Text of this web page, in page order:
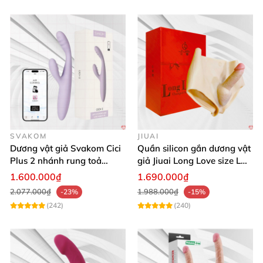
3 Tính Năng Đỉnh Cao – Mang Lại Cảm
Giác Thăng Hoa Tuyệt Đối
1.Rung – 9 Chế Độ Rung Mạnh Mẽ, Linh
Hoạt
SVAKOM
Dương vật giả Svakom Cici
Plus 2 nhánh rung toả
nhiệt, điều khiển app
1.600.000₫
2.077.000₫
-23%
(242)
JIUAI
Quần silicon gắn dương vật
giả Jiuai Long Love size L
cho nữ les
1.690.000₫
1.988.000₫
-15%
(240)